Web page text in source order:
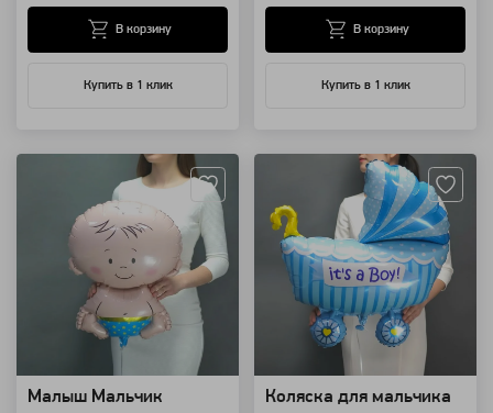
Купить в 1 клик
В корзину
Купить в 1 клик
В корзину
Малыш Мальчик Коляска для мальчика